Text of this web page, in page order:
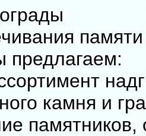
памяти
предлагаем:
камня и
памятников,